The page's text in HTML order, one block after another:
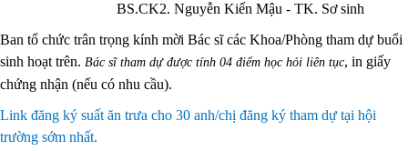
BS.CK2. Nguyễn Kiến Mậu - TK. Sơ sinh
Ban tổ chức trân trọng kính mời Bác sĩ các Khoa/Phòng tham dự buổi
sinh hoạt trên. Bác sĩ tham dự được tính 04 điểm học hỏi liên tục, in giấy
chứng nhận (nếu có nhu cầu).
Link đăng ký suất ăn trưa cho 30 anh/chị đăng ký tham dự tại hội
trường sớm nhất.